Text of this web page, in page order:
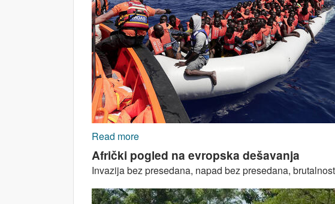
Read more
Afrički pogled na evropska dešavanja
Invazija bez presedana, napad bez presedana,